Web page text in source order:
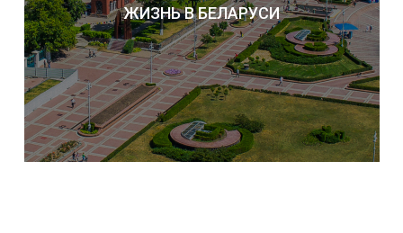
ЖИЗНЬ В БЕЛАРУСИ